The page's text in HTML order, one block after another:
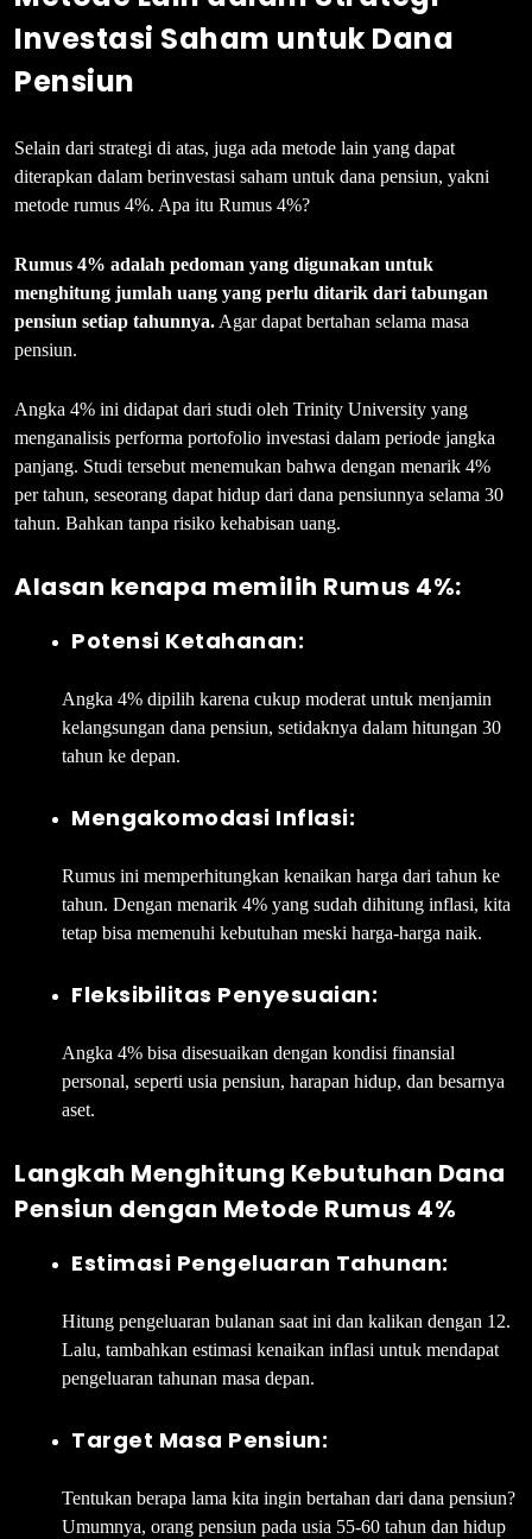
Investasi Saham untuk Dana
Pensiun
Selain dari strategi di atas, juga ada metode lain yang dapat
diterapkan dalam berinvestasi saham untuk dana pensiun, yakni
metode rumus 4%. Apa itu Rumus 4%?
Rumus 4% adalah pedoman yang digunakan untuk
menghitung jumlah uang yang perlu ditarik dari tabungan
pensiun setiap tahunnya. Agar dapat bertahan selama masa
pensiun.
Angka 4% ini didapat dari studi oleh Trinity University yang
menganalisis performa portofolio investasi dalam periode jangka
panjang. Studi tersebut menemukan bahwa dengan menarik 4%
per tahun, seseorang dapat hidup dari dana pensiunnya selama 30
tahun. Bahkan tanpa risiko kehabisan uang.
Alasan kenapa memilih Rumus 4%:
Potensi Ketahanan:
Angka 4% dipilih karena cukup moderat untuk menjamin
kelangsungan dana pensiun, setidaknya dalam hitungan 30
tahun ke depan.
Mengakomodasi Inflasi:
Rumus ini memperhitungkan kenaikan harga dari tahun ke
tahun. Dengan menarik 4% yang sudah dihitung inflasi, kita
tetap bisa memenuhi kebutuhan meski harga-harga naik.
Fleksibilitas Penyesuaian:
Angka 4% bisa disesuaikan dengan kondisi finansial
personal, seperti usia pensiun, harapan hidup, dan besarnya
aset.
Langkah Menghitung Kebutuhan Dana
Pensiun dengan Metode Rumus 4%
Estimasi Pengeluaran Tahunan:
Hitung pengeluaran bulanan saat ini dan kalikan dengan 12.
Lalu, tambahkan estimasi kenaikan inflasi untuk mendapat
pengeluaran tahunan masa depan.
Target Masa Pensiun:
Tentukan berapa lama kita ingin bertahan dari dana pensiun?
Umumnya, orang pensiun pada usia 55-60 tahun dan hidup